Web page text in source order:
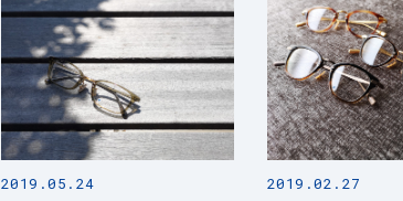
2019.05.24 2019.02.27